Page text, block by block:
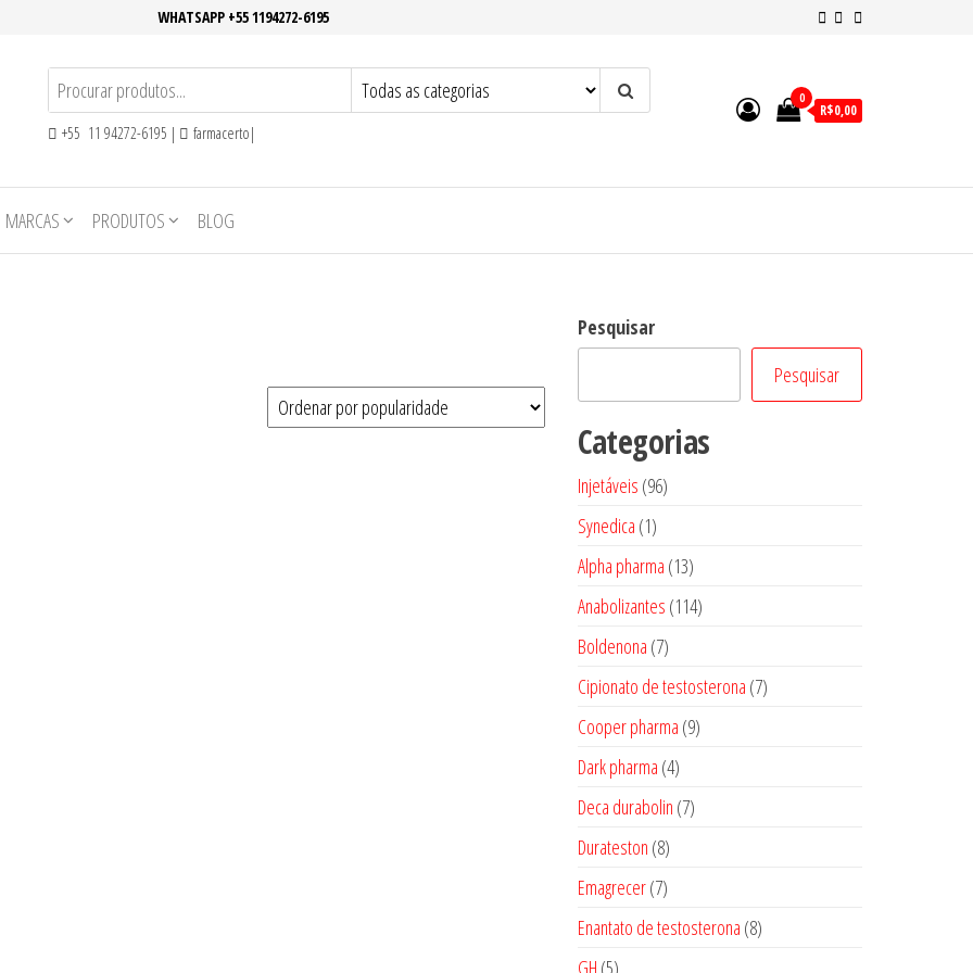
WHATSAPP +55 1194272-6195
+55 11 94272-6195 | farmacerto|
0
R$0,00
MARCAS PRODUTOS BLOG
Pesquisar
Pesquisar
Categorias
Injetáveis 9696
Synedica 11
produto
Alpha pharma 1313
produtos
Anabolizantes 114114
Boldenona 77
produtos
Cipionato de testosterona 77
Cooper pharma 99
Dark pharma 44
produtos
Deca durabolin 77
Durateston 88
produtos
Emagrecer 77
produtos
Enantato de testosterona 88
GH 55